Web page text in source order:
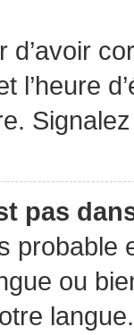
d’avoir
l’heure
pas
probable
ou